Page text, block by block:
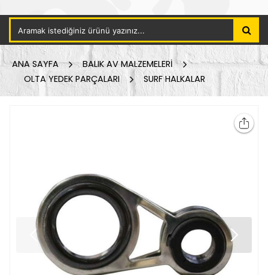
ANA SAYFA
BALIK AV MALZEMELERİ
OLTA YEDEK PARÇALARI
SURF HALKALAR